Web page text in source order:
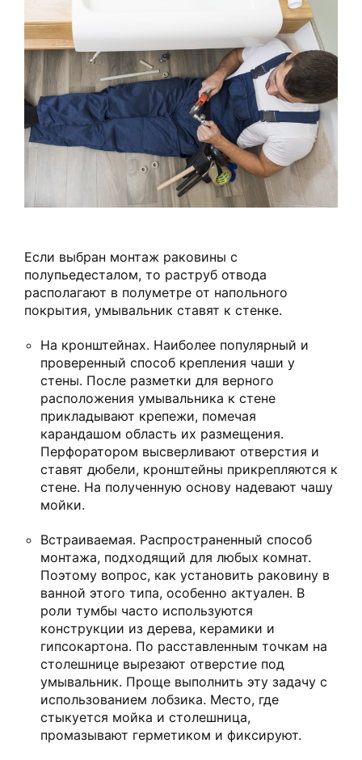
Если выбран монтаж раковины с
полупьедесталом, то раструб отвода
располагают в полуметре от напольного
покрытия, умывальник ставят к стенке.
На кронштейнах. Наиболее популярный и
проверенный способ крепления чаши у
стены. После разметки для верного
расположения умывальника к стене
прикладывают крепежи, помечая
карандашом область их размещения.
Перфоратором высверливают отверстия и
ставят дюбели, кронштейны прикрепляются к
стене. На полученную основу надевают чашу
мойки.
Встраиваемая. Распространенный способ
монтажа, подходящий для любых комнат.
Поэтому вопрос, как установить раковину в
ванной этого типа, особенно актуален. В
роли тумбы часто используются
конструкции из дерева, керамики и
гипсокартона. По расставленным точкам на
столешнице вырезают отверстие под
умывальник. Проще выполнить эту задачу с
использованием лобзика. Место, где
стыкуется мойка и столешница,
промазывают герметиком и фиксируют.